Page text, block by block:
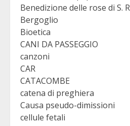
Benedizione delle rose di S.
Bergoglio
Bioetica
CANI DA PASSEGGIO
canzoni
CAR
CATACOMBE
catena di preghiera
Causa pseudo-dimissioni
cellule fetali